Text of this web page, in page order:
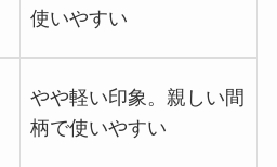
使いやすい
やや軽い印象。親しい間
柄で使いやすい